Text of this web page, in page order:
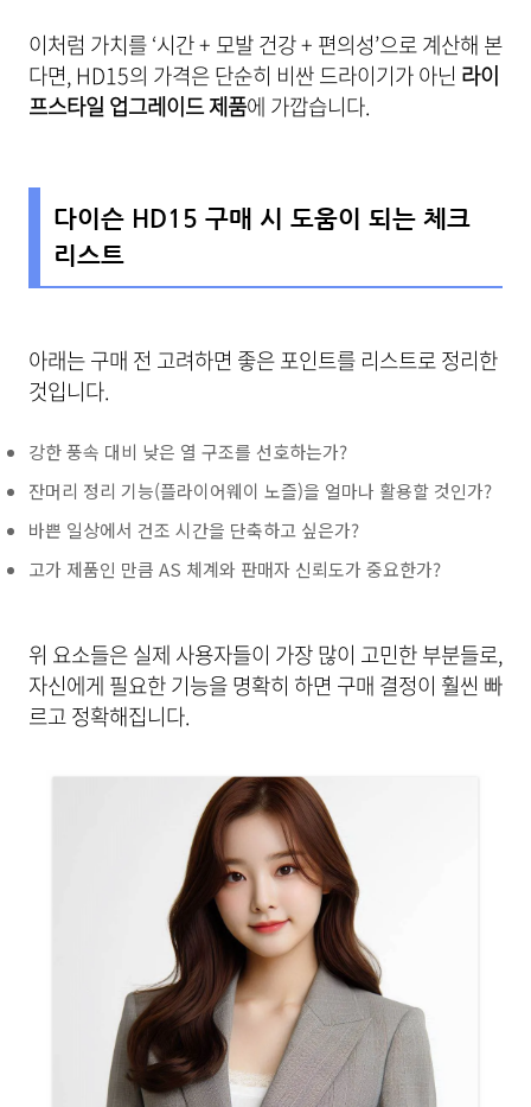
이처럼 가치를 ‘시간 + 모발 건강 + 편의성’으로 계산해 본
다면, HD15의 가격은 단순히 비싼 드라이기가 아닌 라이
프스타일 업그레이드 제품에 가깝습니다.
다이슨 HD15 구매 시 도움이 되는 체크
리스트
아래는 구매 전 고려하면 좋은 포인트를 리스트로 정리한
것입니다.
강한 풍속 대비 낮은 열 구조를 선호하는가?
잔머리 정리 기능(플라이어웨이 노즐)을 얼마나 활용할 것인가?
바쁜 일상에서 건조 시간을 단축하고 싶은가?
고가 제품인 만큼 AS 체계와 판매자 신뢰도가 중요한가?
위 요소들은 실제 사용자들이 가장 많이 고민한 부분들로,
자신에게 필요한 기능을 명확히 하면 구매 결정이 훨씬 빠
르고 정확해집니다.